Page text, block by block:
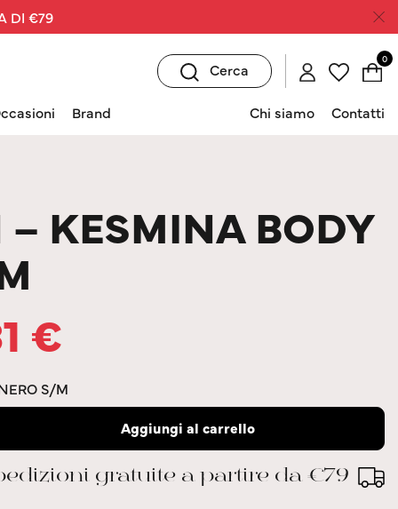
DI €79
Cerca
0
Brand Chi siamo Contatti
– KESMINA BODY
€
S/M
Aggiungi al carrello
gratuite a partire da €79